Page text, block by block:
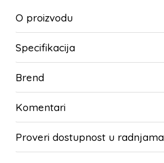
O proizvodu
Specifikacija
Brend
Komentari
Proveri dostupnost u radnjama